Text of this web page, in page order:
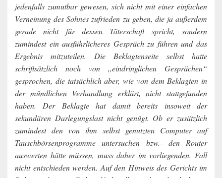
jedenfalls zumutbar gewesen, sich nicht mit einer einfachen
Verneinung des Sohnes zufrieden zu geben, die ja außerdem
gerade nicht für dessen Täterschaft spricht, sondern
zumindest ein ausführlicheres Gespräch zu führen und das
Ergebnis mitzuteilen. Die Beklagtenseite selbst hatte
schriftsätzlich noch von „eindringlichen Gesprächen“
gesprochen, die tatsächlich aber, wie von dem Beklagten in
der mündlichen Verhandlung erklärt, nicht stattgefunden
haben. Der Beklagte hat damit bereits insoweit der
sekundären Darlegungslast nicht genügt. Ob er zusätzlich
zumindest den von ihm selbst genutzten Computer auf
Tauschbörsenprogramme untersuchen bzw.- den Router
auswerten hätte müssen, muss daher im vorliegenden. Fall
nicht entschieden werden. Auf den Hinweis des Gerichts im